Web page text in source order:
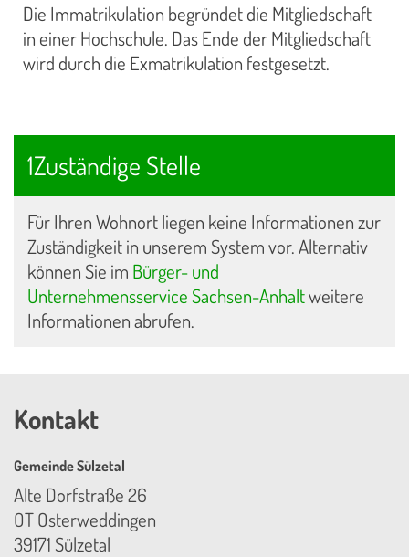
Die Immatrikulation begründet die Mitgliedschaft
in einer Hochschule. Das Ende der Mitgliedschaft
wird durch die Exmatrikulation festgesetzt.
1Zuständige Stelle
Für Ihren Wohnort liegen keine Informationen zur
Zuständigkeit in unserem System vor. Alternativ
können Sie im Bürger- und
Unternehmensservice Sachsen-Anhaltweitere
Informationen abrufen.
Kontakt
Gemeinde Sülzetal
Alte Dorfstraße 26
OT Osterweddingen
39171 Sülzetal